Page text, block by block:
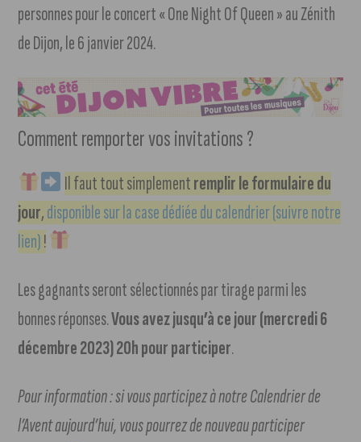
personnes pour le concert « One Night Of Queen » au Zénith
de Dijon, le 6 janvier 2024.
Comment remporter vos invitations ?
Il faut tout simplementremplir le formulaire du
jour,disponible sur la case dédiée du calendrier (suivre notre
lien)!
Les gagnants seront sélectionnés par tirage parmi les
bonnes réponses.Vous avez jusqu’à ce jour (mercredi 6
décembre 2023) 20h pour participer.
Pour information : si vous participez à notre Calendrier de
l’Avent aujourd’hui, vous pourrez de nouveau participer